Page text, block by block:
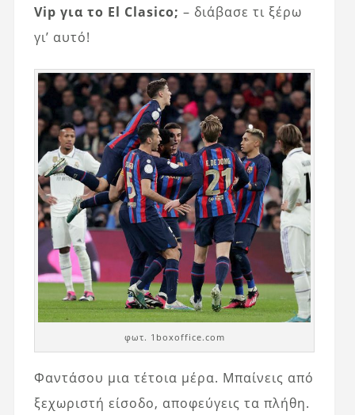
Vip για το El Clasico; – διάβασε τι ξέρω
γι’ αυτό!
φωτ. 1boxoffice.com
Φαντάσου μια τέτοια μέρα. Μπαίνεις από
ξεχωριστή είσοδο, αποφεύγεις τα πλήθη.